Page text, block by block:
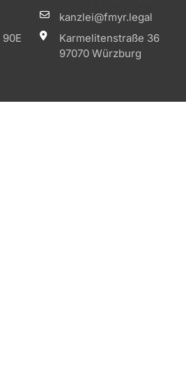
kanzlei@fmyr.legal
Karmelitenstraße 36
97070 Würzburg